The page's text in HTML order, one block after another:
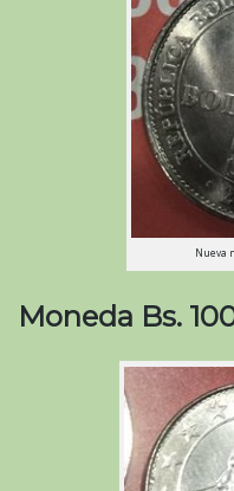
Nueva
Moneda Bs.